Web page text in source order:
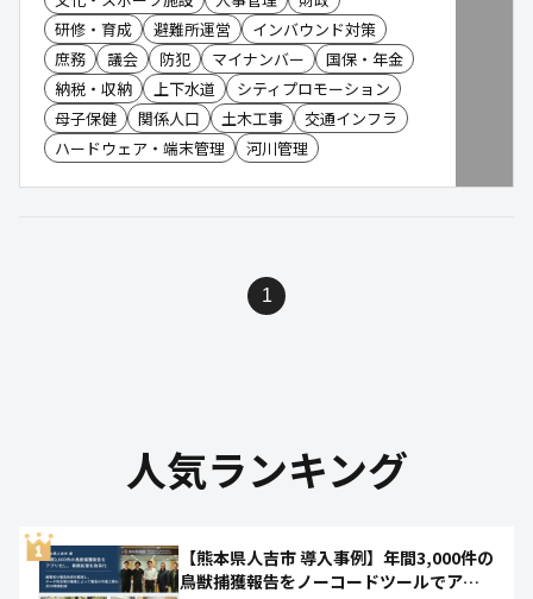
研修・育成
避難所運営
インバウンド対策
庶務
議会 防犯 マイナンバー
国保・年金
納税・収納
上下水道
シティプロモーション
母子保健
関係人口 土木工事
交通インフラ
ハードウェア・端末管理
河川管理
1
人気ランキング
【熊本県人吉市 導入事例】年間3,000件の
鳥獣捕獲報告をノーコードツールでアプ